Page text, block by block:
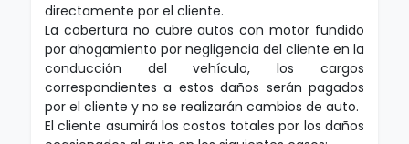
directamente por el cliente.
La cobertura no cubre autos con motor fundido
por ahogamiento por negligencia del cliente en la
conducción del vehículo, los cargos
correspondientes a estos daños serán pagados
por el cliente y no se realizarán cambios de auto.
El cliente asumirá los costos totales por los daños